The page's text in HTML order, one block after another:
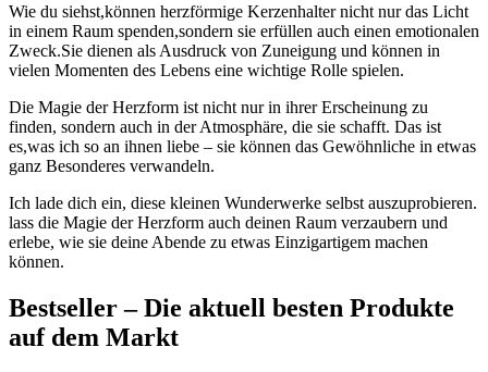
Wie du siehst,können herzförmige‌ Kerzenhalter nicht nur⁣ das Licht
in einem Raum spenden,sondern sie ⁤erfüllen auch ⁢einen‍ emotionalen
⁤Zweck.Sie dienen als Ausdruck von⁢ Zuneigung und können in
vielen Momenten des Lebens eine wichtige Rolle spielen.
Die ⁢Magie der Herzform ist ‍nicht nur‍ in ihrer Erscheinung ⁤zu
finden, ‍sondern‍ auch in der Atmosphäre, die sie schafft. Das ist
es,was ich so an ihnen liebe – sie können das ‌Gewöhnliche in etwas
ganz Besonderes verwandeln.
Ich lade dich ein, diese kleinen Wunderwerke selbst auszuprobieren.​
lass die Magie der Herzform auch deinen Raum verzaubern und
‍erlebe, wie sie deine Abende zu etwas ⁣Einzigartigem machen
können.
Bestseller – Die aktuell⁤ besten Produkte
auf dem Markt